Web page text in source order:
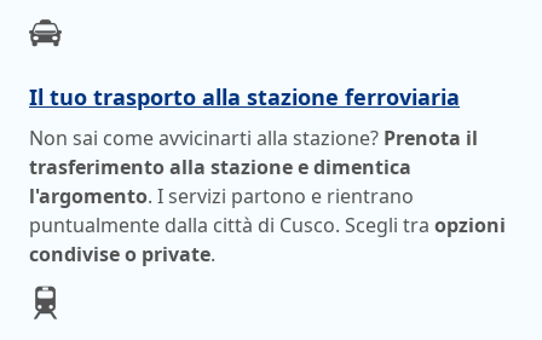
Il tuo trasporto alla stazione ferroviaria
Non sai come avvicinarti alla stazione? Prenota il
trasferimento alla stazione e dimentica
l'argomento. I servizi partono e rientrano
puntualmente dalla città di Cusco. Scegli tra opzioni
condivise o private.